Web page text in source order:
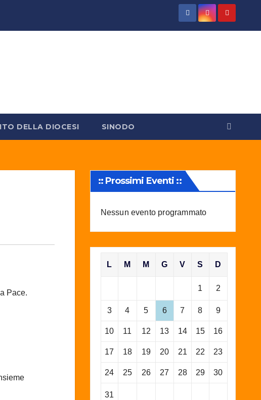
DELLA DIOCESI SINODO
Pace.
:: Prossimi Eventi ::
Nessun evento programmato
L M M G V S D
1 2
3 4 5 6 7 8 9
10 11 12 13 14 15 16
17 18 19 20 21 22 23
24 25 26 27 28 29 30
31